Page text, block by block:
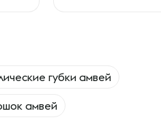
губки амвей
амвей